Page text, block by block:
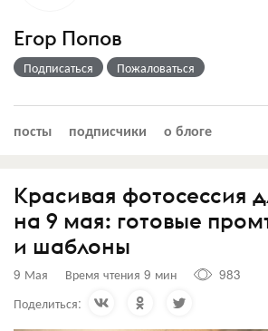
Егор Попов
Подписаться Пожаловаться
посты подписчики о блоге
Красивая фотосессия
на 9 мая: готовые
и шаблоны
9 Мая Время чтения 9 мин
983
Поделиться: